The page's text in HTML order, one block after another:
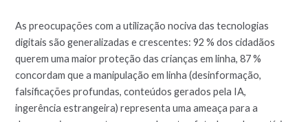
As preocupações com a utilização nociva das tecnologias
digitais são generalizadas e crescentes: 92 % dos cidadãos
querem uma maior proteção das crianças em linha, 87 %
concordam que a manipulação em linha (desinformação,
falsificações profundas, conteúdos gerados pela IA,
ingerência estrangeira) representa uma ameaça para a